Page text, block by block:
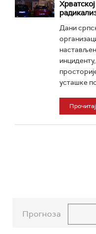
Дани
усташке
Прочитај
Прогноза